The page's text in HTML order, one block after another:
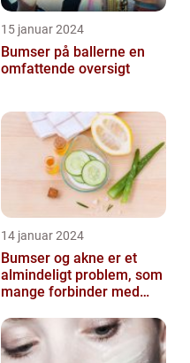
15 januar 2024
Bumser på ballerne en
omfattende oversigt
14 januar 2024
Bumser og akne er et
almindeligt problem, som
mange forbinder med